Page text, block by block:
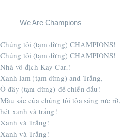
We Are Champions
Chúng tôi (tạm dừng) CHAMPIONS!
Chúng tôi (tạm dừng) CHAMPIONS!
Nhà vô địch Kay Carl!
Xanh lam (tạm dừng) and Trắng,
Ở đây (tạm dừng) để chiến đấu!
Màu sắc của chúng tôi tỏa sáng rực rỡ,
hét xanh và trắng!
Xanh và Trắng!
Xanh và Trắng!